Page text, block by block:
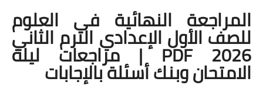
صحة
المراجعة النهائية في العلوم
للصف الأول الإعدادي الترم الثاني
2026 PDF | مراجعات ليلة
الامتحان وبنك أسئلة بالإجابات